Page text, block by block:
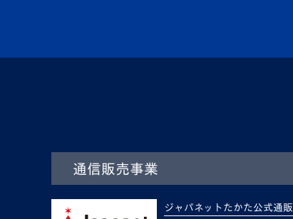
通信販売事業
ジャパネットたかた公式通販